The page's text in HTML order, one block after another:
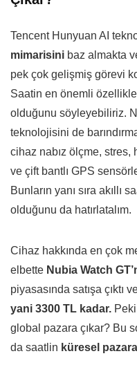
Tencent Hunyuan AI
mimarisini baz almakta
pek çok gelişmiş görevi
Saatin en önemli
olduğunu söyleyebiliriz.
teknolojisini de
cihaz nabız ölçme,
ve çift bantlı GPS
Bunların yanı sıra akıllı
olduğunu da hatırlatalım.
Cihaz hakkında en çok
elbette Nubia Watch
piyasasında satışa çıktı
yani 3300 TL kadar.
global pazara çıkar? Bu
da saatlin küresel